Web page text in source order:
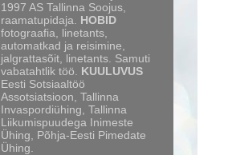
1997 AS Tallinna Soojus,
raamatupidaja. HOBID
fotograafia, linetants,
automatkad ja reisimine,
jalgrattasõit, linetants. Samuti
vabatahtlik töö. KUULUVUS
Eesti Sotsiaaltöö
Assotsiatsioon, Tallinna
Invaspordiühing, Tallinna
Liikumispuudega Inimeste
Ühing, Põhja-Eesti Pimedate
Ühing.